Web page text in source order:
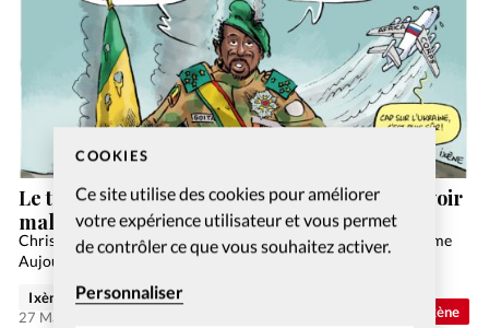
COOKIES
Ce site utilise des cookies pour améliorer
votre expérience utilisateur et vous permet
de contrôler ce que vous souhaitez activer.
Personnaliser
Trait d'Ixène
Le trait d’Ixène: les rebelles attaquent le pouvoir
malien
Christianisme Aujourd'hui Article tiré du numéro Christianisme
Aujourd’hui Juin 2026 Commander S’abonner
Ixène
27 Mai 2026